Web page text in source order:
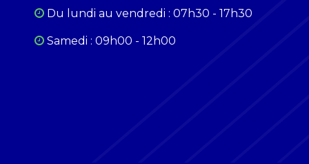
Du lundi au ​​vendredi : 07h30 - 17h30
Samedi : 09h00 - 12h00